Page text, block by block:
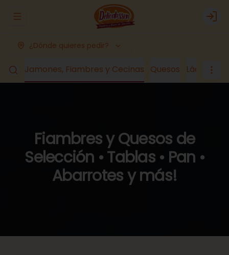
Abrir menu de navegación Login
¿Dónde quieres pedir?
Jamones, Fiambres y Cecinas Quesos Lácteos y
Fiambres y Quesos de
Selección • Tablas • Pan •
Abarrotes y más!